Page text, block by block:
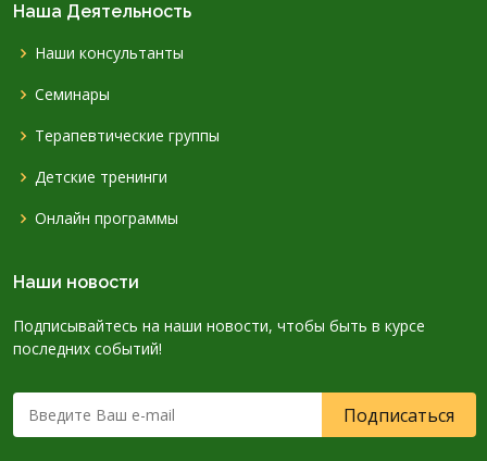
Наша Деятельность
Наши консультанты
Семинары
Терапевтические группы
Детские тренинги
Онлайн программы
Наши новости
Подписывайтесь на наши новости, чтобы быть в курсе
последних событий!